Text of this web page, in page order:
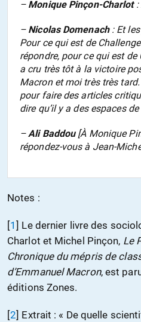
– Monique Pinçon-Charlot:
– Nicolas Domenach: Et
Pour ce qui est de
répondre, pour ce qui est de
a cru très tôt à la victoire
Macron et moi très très
pour faire des articles
dire qu’il y a des espaces
–Ali Baddou[À Monique
répondez-vous à Jean-
Notes :
[1] Le dernier livre des
Charlot et Michel Pinçon, Le
Chronique du mépris de
d’Emmanuel Macron, est
éditions Zones.
[2] Extrait : « De quelle